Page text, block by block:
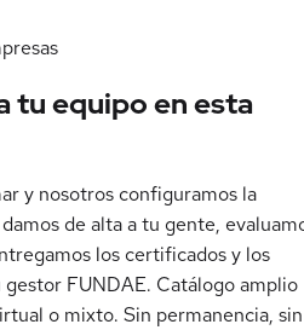
tu equipo en esta
y nosotros configuramos la
de alta a tu gente,
los certificados y los
FUNDAE. Catálogo amplio
o mixto. Sin permanencia, sin